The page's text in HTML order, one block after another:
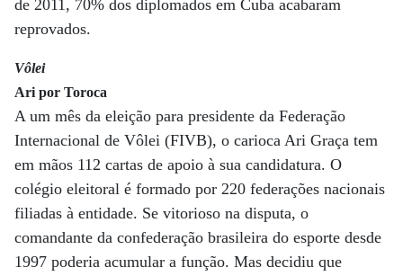
de 2011, 70% dos diplomados em Cuba acabaram
reprovados.
Vôlei
Ari por Toroca
A um mês da eleição para presidente da Federação
Internacional de Vôlei (FIVB), o carioca Ari Graça tem
em mãos 112 cartas de apoio à sua candidatura. O
colégio eleitoral é formado por 220 federações nacionais
filiadas à entidade. Se vitorioso na disputa, o
comandante da confederação brasileira do esporte desde
1997 poderia acumular a função. Mas decidiu que